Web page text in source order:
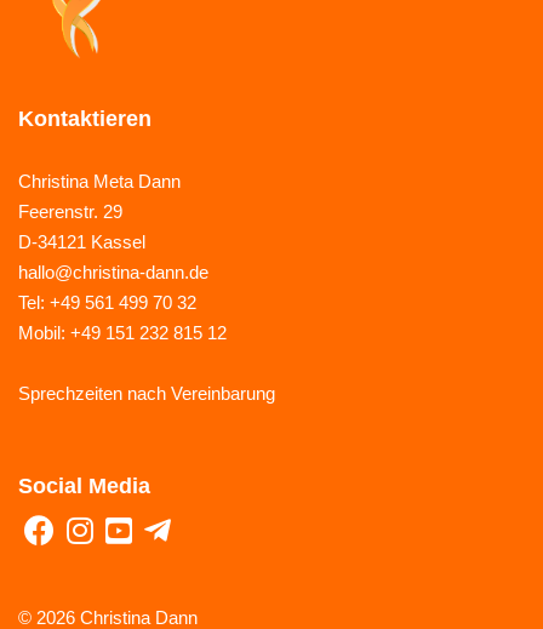
Kontaktieren
Christina Meta Dann
Feerenstr. 29
D-34121 Kassel
hallo@christina-dann.de
Tel: +49 561 499 70 32
Mobil: +49 151 232 815 12
Sprechzeiten nach Vereinbarung
Social Media
© 2026 Christina Dann